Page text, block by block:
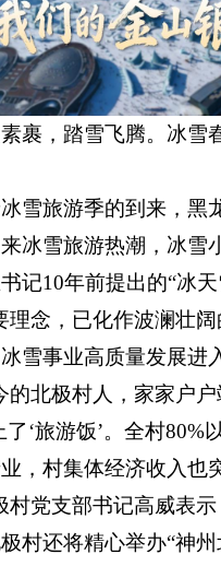
裹，踏雪飞腾。冰雪
雪旅游季的到来，黑
冰雪旅游热潮，冰雪
记10年前提出的“冰
理念，已化作波澜壮阔
雪事业高质量发展进
的北极村人，家家户户
了‘旅游饭’。全村80%
，村集体经济收入也
村党支部书记高威表
村还将精心举办“神